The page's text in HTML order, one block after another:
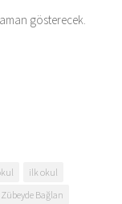
gösterecek.
ilk okul
Zübeyde Bağlan